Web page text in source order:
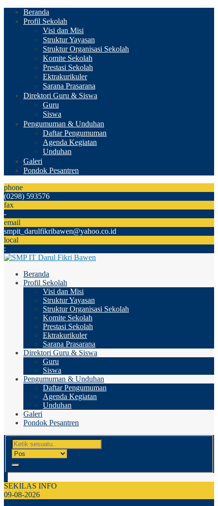
Beranda
Profil Sekolah
Visi dan Misi
Struktur Yayasan
Struktur Organisasi Sekolah
Komite Sekolah
Prestasi Sekolah
Ektrakurikuler
Sarana Prasarana
Direktori Guru & Siswa
Guru
Siswa
Pengumuman & Unduhan
Daftar Pengumuman
Agenda Kegiatan
Unduhan
Galeri
Pondok Pesantren
phone
(0298) 593576
fax
-
email
smpit_darulfikribawen@yahoo.co.id
local
:
Beranda
Profil Sekolah
Visi dan Misi
Struktur Yayasan
Struktur Organisasi Sekolah
Komite Sekolah
Prestasi Sekolah
Ektrakurikuler
Sarana Prasarana
Direktori Guru & Siswa
Guru
Siswa
Pengumuman & Unduhan
Daftar Pengumuman
Agenda Kegiatan
Unduhan
Galeri
Pondok Pesantren
SEKILAS INFO
09-08-2026